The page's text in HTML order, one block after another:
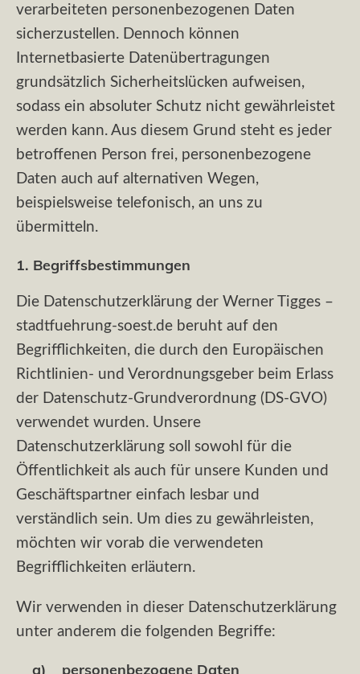
verarbeiteten personenbezogenen Daten
sicherzustellen. Dennoch können
Internetbasierte Datenübertragungen
grundsätzlich Sicherheitslücken aufweisen,
sodass ein absoluter Schutz nicht gewährleistet
werden kann. Aus diesem Grund steht es jeder
betroffenen Person frei, personenbezogene
Daten auch auf alternativen Wegen,
beispielsweise telefonisch, an uns zu
übermitteln.
1. Begriffsbestimmungen
Die Datenschutzerklärung der Werner Tigges –
stadtfuehrung-soest.de beruht auf den
Begrifflichkeiten, die durch den Europäischen
Richtlinien- und Verordnungsgeber beim Erlass
der Datenschutz-Grundverordnung (DS-GVO)
verwendet wurden. Unsere
Datenschutzerklärung soll sowohl für die
Öffentlichkeit als auch für unsere Kunden und
Geschäftspartner einfach lesbar und
verständlich sein. Um dies zu gewährleisten,
möchten wir vorab die verwendeten
Begrifflichkeiten erläutern.
Wir verwenden in dieser Datenschutzerklärung
unter anderem die folgenden Begriffe:
a) personenbezogene Daten